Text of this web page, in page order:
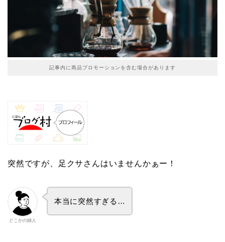
記事内に商品プロモーションを含む場合があります
突然ですが、足クサさんはいませんかぁー！
どこかの婦人
本当に突然すぎる…